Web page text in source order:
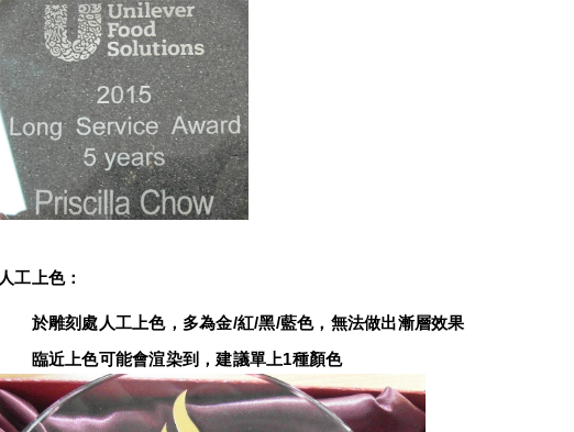
人工上色：
於雕刻處人工上色，多為金/紅/黑/藍色，無法做出漸層效果
臨近上色可能會渲染到，建議單上1種顏色